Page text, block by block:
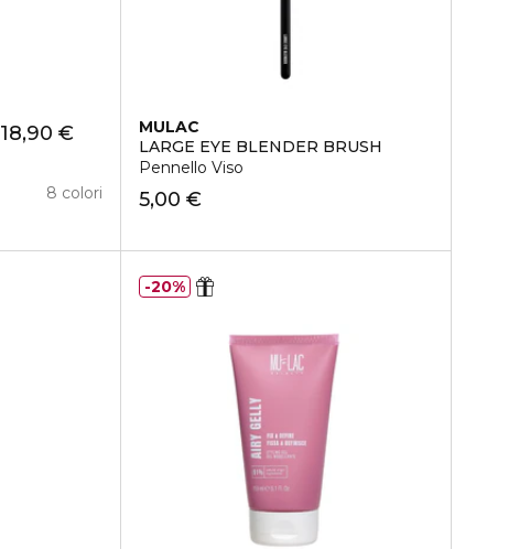
18,90 €
8 colori
MULAC
LARGE EYE BLENDER BRUSH
Pennello Viso
5,00 €
20%